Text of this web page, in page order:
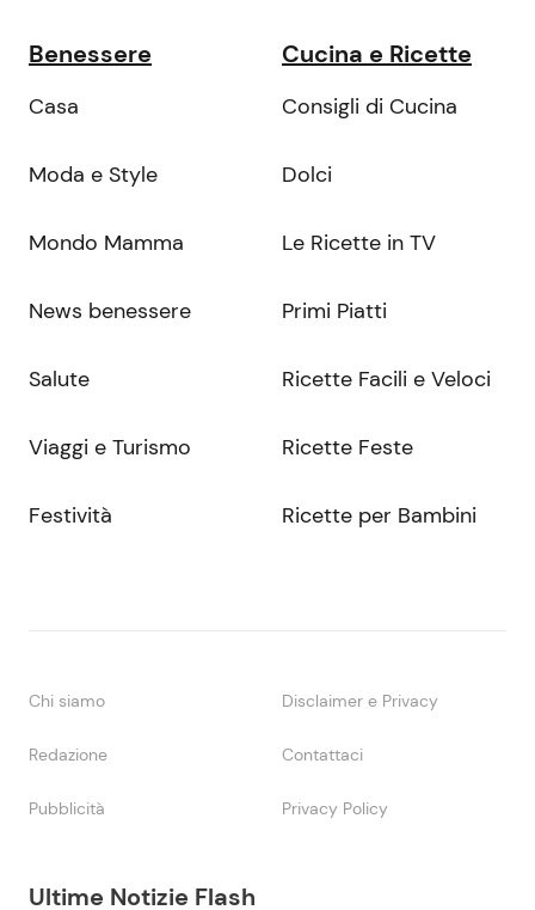
Ultime Notizie Flash
Benessere
Casa
Moda e Style
Mondo Mamma
News benessere
Salute
Viaggi e Turismo
Festività
Cucina e Ricette
Consigli di Cucina
Dolci
Le Ricette in TV
Primi Piatti
Ricette Facili e Veloci
Ricette Feste
Ricette per Bambini
Chi siamo Disclaimer e Privacy
Redazione Contattaci
Pubblicità Privacy Policy